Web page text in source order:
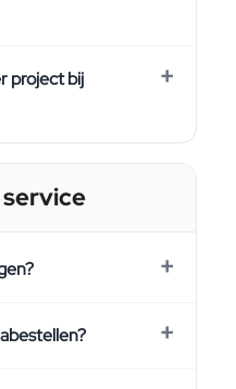
project bij